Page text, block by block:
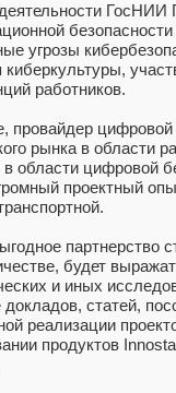
ГосНИИ
угрозы
киберкультуры,
работников.
провайдер
рынка в области
области цифровой
проектный
партнерство
будет
и иных
статей,
реализации
продуктов